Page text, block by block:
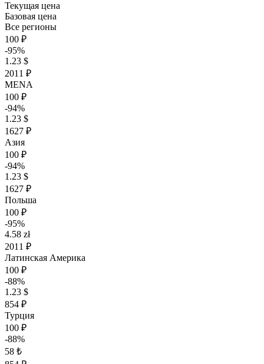
Текущая цена
Базовая цена
Все регионы
100 ₽
-95%
1.23 $
2011 ₽
MENA
100 ₽
-94%
1.23 $
1627 ₽
Азия
100 ₽
-94%
1.23 $
1627 ₽
Польша
100 ₽
-95%
4.58 zł
2011 ₽
Латинская Америка
100 ₽
-88%
1.23 $
854 ₽
Турция
100 ₽
-88%
58 ₺